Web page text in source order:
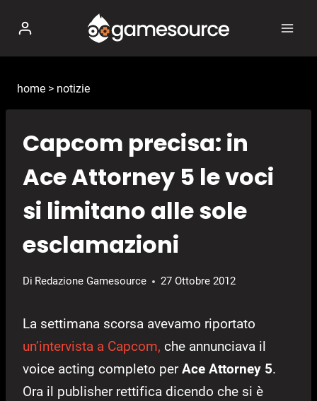
contenuto
home > notizie
Capcom precisa: in
Ace Attorney 5 le voci
si limitano alle sole
esclamazioni
Di Redazione Gamesource 27 Ottobre 2012
La settimana scorsa avevamo riportato
un’intervista a Capcom, che annunciava il
voice acting completo perAce Attorney 5.
Ora il publisher rettifica dicendo che si è